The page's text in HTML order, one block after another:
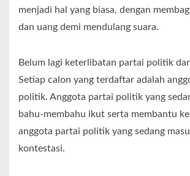
menjadi hal yang biasa, dengan
dan uang demi mendulang suara.
Belum lagi keterlibatan partai politik
Setiap calon yang terdaftar adalah
politik. Anggota partai politik yang
bahu-membahu ikut serta membantu
anggota partai politik yang sedang
kontestasi.